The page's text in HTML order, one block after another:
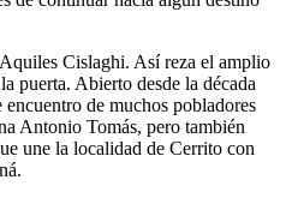
Cislaghi. Así reza el amplio
puerta. Abierto desde la década
de muchos pobladores
Antonio Tomás, pero también
une la localidad de Cerrito con